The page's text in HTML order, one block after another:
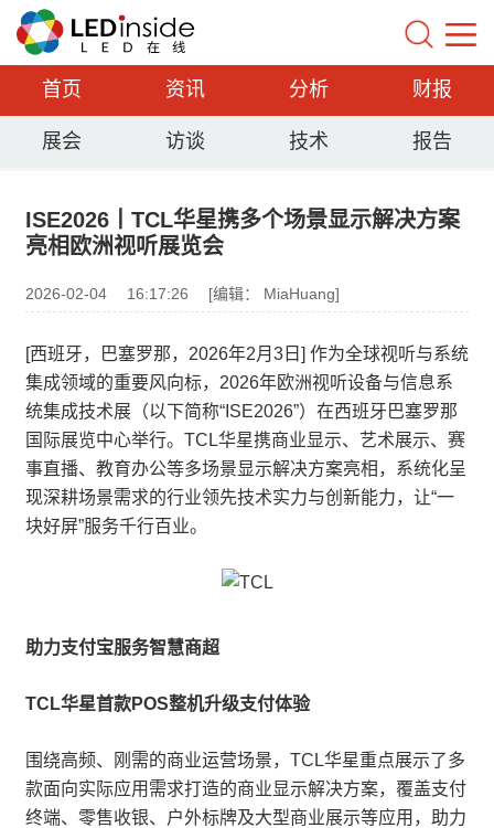
首页 资讯 分析 财报
展会 访谈 技术 报告
ISE2026丨TCL华星携多个场景显示解决方案
亮相欧洲视听展览会
2026-02-04 16:17:26 [编辑： MiaHuang]
[西班牙，巴塞罗那，2026年2月3日] 作为全球视听与系统
集成领域的重要风向标，2026年欧洲视听设备与信息系
统集成技术展（以下简称“ISE2026”）在西班牙巴塞罗那
国际展览中心举行。TCL华星携商业显示、艺术展示、赛
事直播、教育办公等多场景显示解决方案亮相，系统化呈
现深耕场景需求的行业领先技术实力与创新能力，让“一
块好屏”服务千行百业。
助力支付宝服务智慧商超
TCL华星首款POS整机升级支付体验
围绕高频、刚需的商业运营场景，TCL华星重点展示了多
款面向实际应用需求打造的商业显示解决方案，覆盖支付
终端、零售收银、户外标牌及大型商业展示等应用，助力